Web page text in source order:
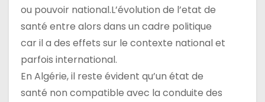
ou pouvoir national.L’évolution de l’etat de
santé entre alors dans un cadre politique
car il a des effets sur le contexte national et
parfois international.
En Algérie, il reste évident qu’un état de
santé non compatible avec la conduite des